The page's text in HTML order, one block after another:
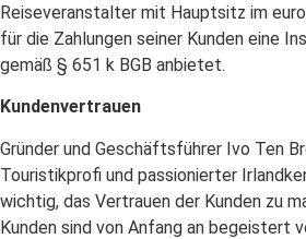
Reiseveranstalter mit Hauptsitz im
für die Zahlungen seiner Kunden eine
gemäß § 651 k BGB anbietet.
Kundenvertrauen
Gründer und Geschäftsführer Ivo Ten
Touristikprofi und passionierter
wichtig, das Vertrauen der Kunden zu
Kunden sind von Anfang an begeistert